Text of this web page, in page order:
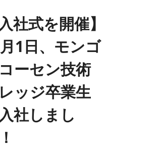
入社式を開催】
1日、モンゴ
ーセン技術
ッジ卒業生
社しまし